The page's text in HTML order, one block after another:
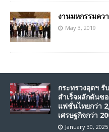
งานมหกรรมคว
May 3, 2019
กระทรวงอุตฯ รั
สำเร็จผลักดันซ
แฟชั่นไทยกว่า
เศรษฐกิจกว่า
January 30, 2025